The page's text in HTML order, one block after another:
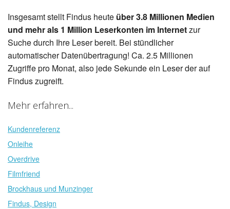
Insgesamt stellt Findus heute über 3.8 Millionen Medien
und mehr als 1 Million Leserkonten im Internetzur
Suche durch Ihre Leser bereit. Bei stündlicher
automatischer Datenübertragung! Ca. 2.5 Millionen
Zugriffe pro Monat, also jede Sekunde ein Leser der auf
Findus zugreift.
Mehr erfahren...
Kundenreferenz
Onleihe
Overdrive
Filmfriend
Brockhaus und Munzinger
Findus, Design